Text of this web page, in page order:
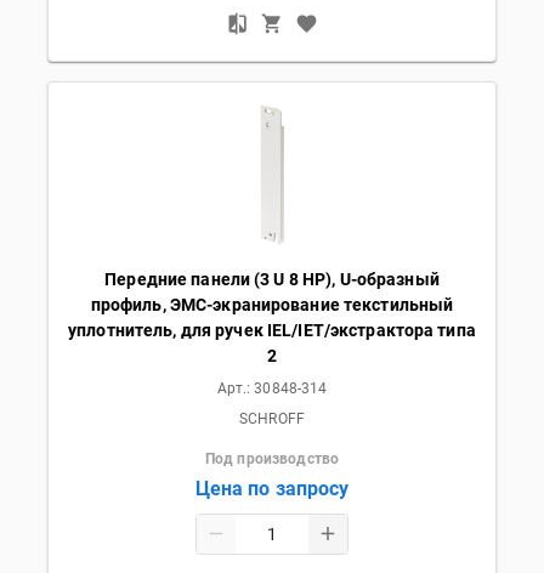
Передние панели (3 U 8 HP), U-образный
профиль, ЭМС-экранирование текстильный
уплотнитель, для ручек IEL/IET/экстрактора типа
2
Арт.:30848-314
SCHROFF
Под производство
Цена по запросу